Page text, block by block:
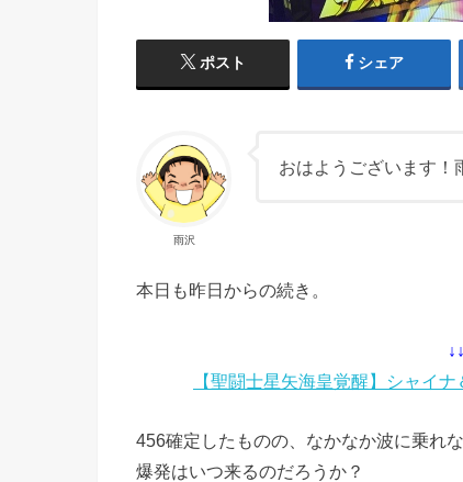
ポスト シェア
雨沢
おはようございます！
本日も昨日からの続き。
【聖闘士星矢海皇覚醒】シャイ
456確定したものの、なかなか波に乗れ
爆発はいつ来るのだろうか？